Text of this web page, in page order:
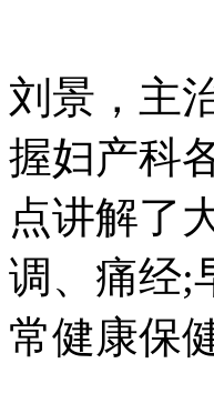
刘景，主
握妇产科
点讲解了
调、痛经;
常健康保